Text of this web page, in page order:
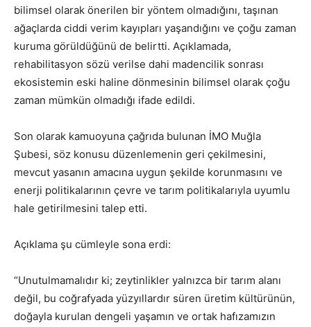
bilimsel olarak önerilen bir yöntem olmadığını, taşınan
ağaçlarda ciddi verim kayıpları yaşandığını ve çoğu zaman
kuruma görüldüğünü de belirtti. Açıklamada,
rehabilitasyon sözü verilse dahi madencilik sonrası
ekosistemin eski haline dönmesinin bilimsel olarak çoğu
zaman mümkün olmadığı ifade edildi.
Son olarak kamuoyuna çağrıda bulunan İMO Muğla
Şubesi, söz konusu düzenlemenin geri çekilmesini,
mevcut yasanın amacına uygun şekilde korunmasını ve
enerji politikalarının çevre ve tarım politikalarıyla uyumlu
hale getirilmesini talep etti.
Açıklama şu cümleyle sona erdi:
“Unutulmamalıdır ki; zeytinlikler yalnızca bir tarım alanı
değil, bu coğrafyada yüzyıllardır süren üretim kültürünün,
doğayla kurulan dengeli yaşamın ve ortak hafızamızın